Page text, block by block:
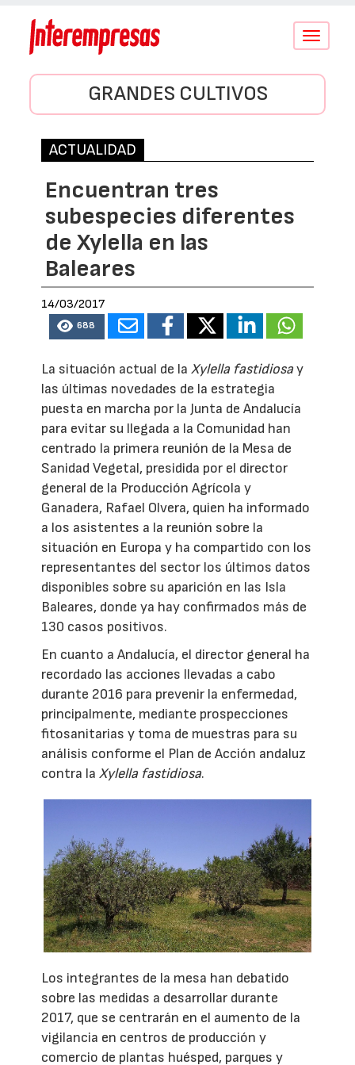
Conmutar
GRANDES CULTIVOS
ACTUALIDAD
Encuentran tres
subespecies diferentes
de Xylella en las
Baleares
14/03/2017
688
La situación actual de laXylella fastidiosay
las últimas novedades de la estrategia
puesta en marcha por la Junta de Andalucía
para evitar su llegada a la Comunidad han
centrado la primera reunión de la Mesa de
Sanidad Vegetal, presidida por el director
general de la Producción Agrícola y
Ganadera, Rafael Olvera, quien ha informado
a los asistentes a la reunión sobre la
situación en Europa y ha compartido con los
representantes del sector los últimos datos
disponibles sobre su aparición en las Isla
Baleares, donde ya hay confirmados más de
130 casos positivos.
En cuanto a Andalucía, el director general ha
recordado las acciones llevadas a cabo
durante 2016 para prevenir la enfermedad,
principalmente, mediante prospecciones
fitosanitarias y toma de muestras para su
análisis conforme el Plan de Acción andaluz
contra laXylella fastidiosa.
Los integrantes de la mesa han debatido
sobre las medidas a desarrollar durante
2017, que se centrarán en el aumento de la
vigilancia en centros de producción y
comercio de plantas huésped, parques y